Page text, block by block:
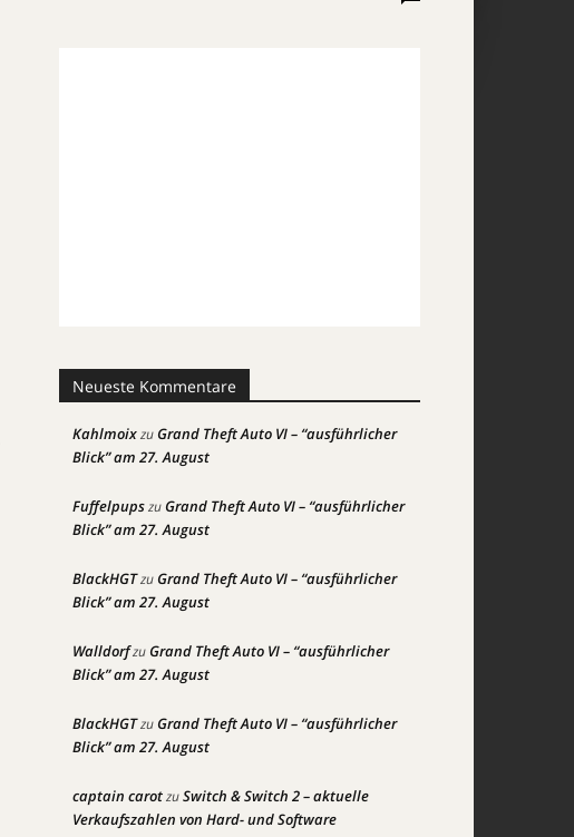
Neueste Kommentare
KahlmoixzuGrand Theft Auto VI – “ausführlicher
Blick” am 27. August
FuffelpupszuGrand Theft Auto VI – “ausführlicher
Blick” am 27. August
BlackHGTzuGrand Theft Auto VI – “ausführlicher
Blick” am 27. August
WalldorfzuGrand Theft Auto VI – “ausführlicher
Blick” am 27. August
BlackHGTzuGrand Theft Auto VI – “ausführlicher
Blick” am 27. August
captain carotzuSwitch & Switch 2 – aktuelle
Verkaufszahlen von Hard- und Software